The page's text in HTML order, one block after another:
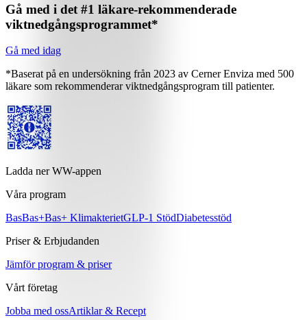
Gå med i det #1 läkare-rekommenderade
viktnedgångsprogrammet*
Gå med idag
*Baserat på en undersökning från 2023 av Cerner Enviza med 500
läkare som rekommenderar viktnedgångsprogram till patienter.
Ladda ner WW-appen
Våra program
BasBas+Bas+ KlimakterietGLP-1 StödDiabetesstöd
Priser & Erbjudanden
Jämför program & priser
Vårt företag
Jobba med ossArtiklar & Recept